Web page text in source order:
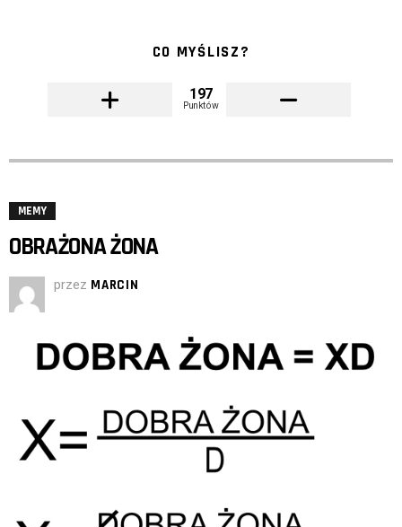
CO MYŚLISZ?
197
Punktów
MEMY
OBRAŻONA ŻONA
przez MARCIN